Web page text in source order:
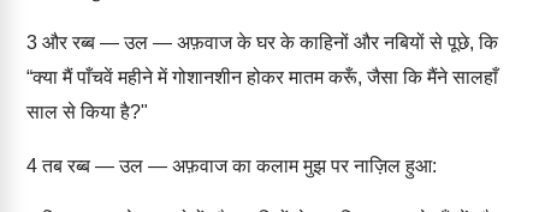
3 और रब्ब — उल — अफ़वाज के घर के काहिनों और नबियों से पूछे, कि
“क्या मैं पाँचवें महीने में गोशानशीन होकर मातम करूँ, जैसा कि मैंने सालहाँ
साल से किया है?"
4तब रब्ब — उल — अफ़वाज का कलाम मुझ पर नाज़िल हुआ: